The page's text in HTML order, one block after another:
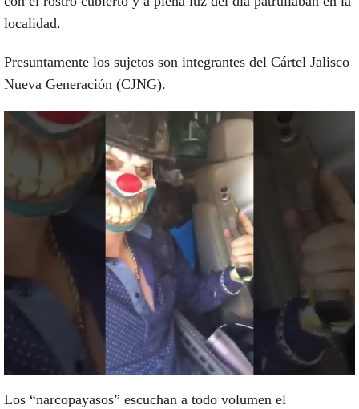
localidad.
Presuntamente los sujetos son integrantes del Cártel Jalisco
Nueva Generación (CJNG).
Los “narcopayasos” escuchan a todo volumen el